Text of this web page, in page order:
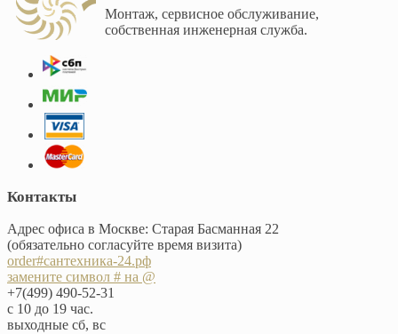
Монтаж, сервисное обслуживание,
собственная инженерная служба.
Контакты
Адрес офиса в Москве: Старая Басманная 22
(обязательно согласуйте время визита)
order#сантехника-24.рф
замените символ # на @
+7(499) 490-52-31
с 10 до 19 час.
выходные сб, вс